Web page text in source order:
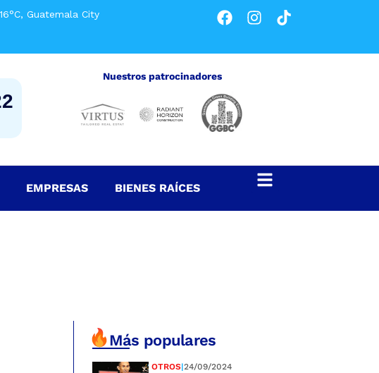
16°C, Guatemala City
Nuestros patrocinadores
EMPRESAS BIENES RAÍCES
Más populares
OTROS|24/09/2024